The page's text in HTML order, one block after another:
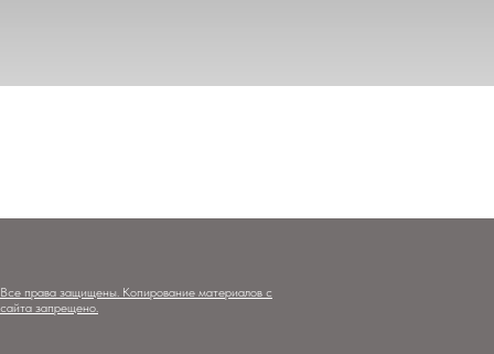
Все права защищены. Копирование материалов с
сайта запрещено.